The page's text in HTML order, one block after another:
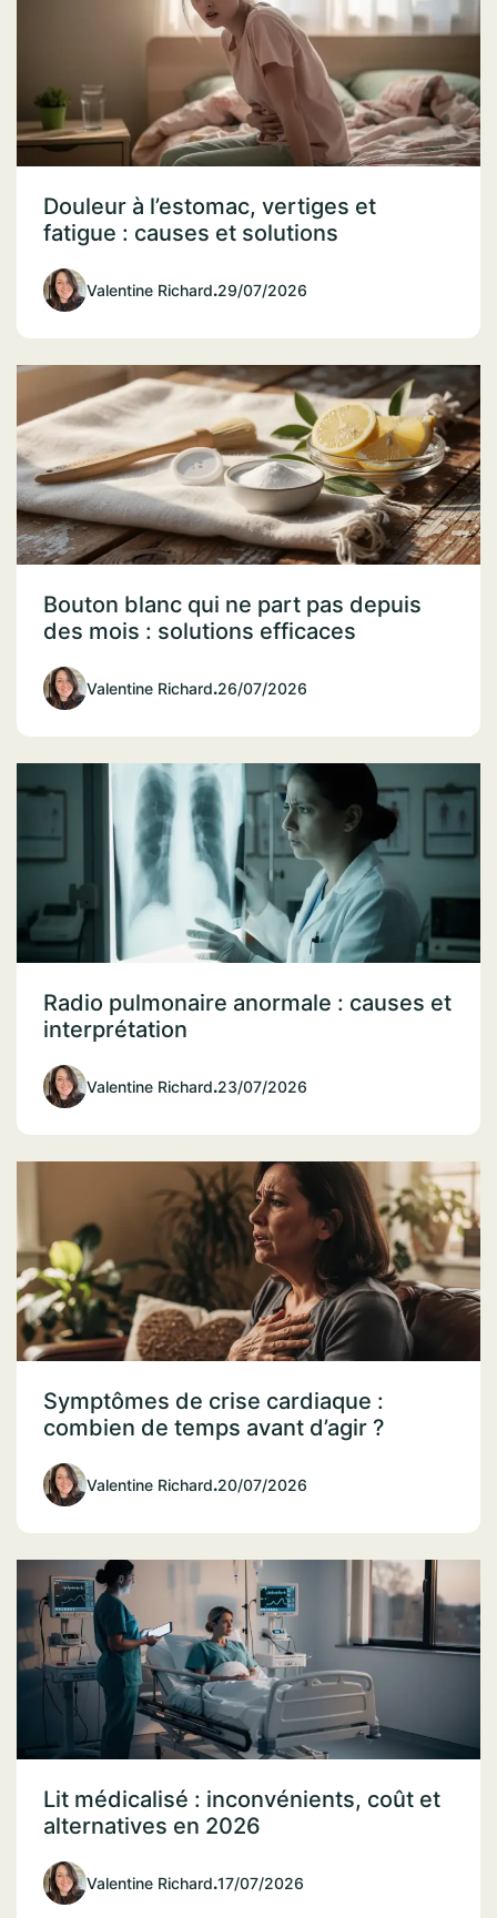
Douleur à l’estomac, vertiges et
fatigue : causes et solutions
Valentine Richard.29/07/2026
Bouton blanc qui ne part pas depuis
des mois : solutions efficaces
Valentine Richard.26/07/2026
Radio pulmonaire anormale : causes et
interprétation
Valentine Richard.23/07/2026
Symptômes de crise cardiaque :
combien de temps avant d’agir ?
Valentine Richard.20/07/2026
Lit médicalisé : inconvénients, coût et
alternatives en 2026
Valentine Richard.17/07/2026